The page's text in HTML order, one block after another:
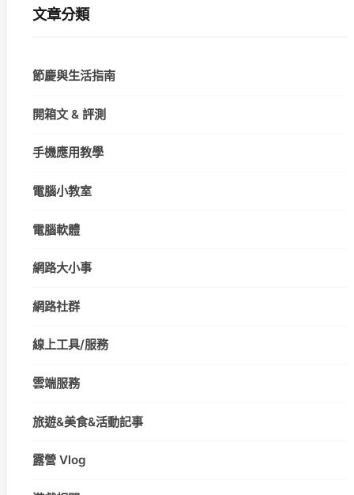
文章分類
節慶與生活指南
開箱文 & 評測
手機應用教學
電腦小教室
電腦軟體
網路大小事
網路社群
線上工具/服務
雲端服務
旅遊&美食&活動記事
露營 Vlog